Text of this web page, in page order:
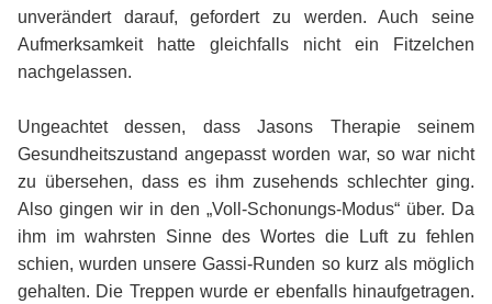
unverändert darauf, gefordert zu werden. Auch seine
Aufmerksamkeit hatte gleichfalls nicht ein Fitzelchen
nachgelassen.
Ungeachtet dessen, dass Jasons Therapie seinem
Gesundheitszustand angepasst worden war, so war nicht
zu übersehen, dass es ihm zusehends schlechter ging.
Also gingen wir in den „Voll-Schonungs-Modus“ über. Da
ihm im wahrsten Sinne des Wortes die Luft zu fehlen
schien, wurden unsere Gassi-Runden so kurz als möglich
gehalten. Die Treppen wurde er ebenfalls hinaufgetragen.